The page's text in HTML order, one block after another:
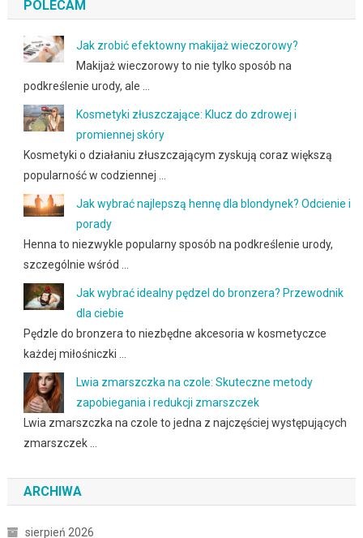
POLECAM
Jak zrobić efektowny makijaż wieczorowy?
Makijaż wieczorowy to nie tylko sposób na
podkreślenie urody, ale …
Kosmetyki złuszczające: Klucz do zdrowej i
promiennej skóry
Kosmetyki o działaniu złuszczającym zyskują coraz większą
popularność w codziennej …
Jak wybrać najlepszą hennę dla blondynek? Odcienie i
porady
Henna to niezwykle popularny sposób na podkreślenie urody,
szczególnie wśród …
Jak wybrać idealny pędzel do bronzera? Przewodnik
dla ciebie
Pędzle do bronzera to niezbędne akcesoria w kosmetyczce
każdej miłośniczki …
Lwia zmarszczka na czole: Skuteczne metody
zapobiegania i redukcji zmarszczek
Lwia zmarszczka na czole to jedna z najczęściej występujących
zmarszczek …
ARCHIWA
sierpień 2026